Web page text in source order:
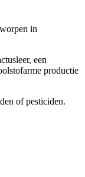
in
een
productie
of pesticiden.